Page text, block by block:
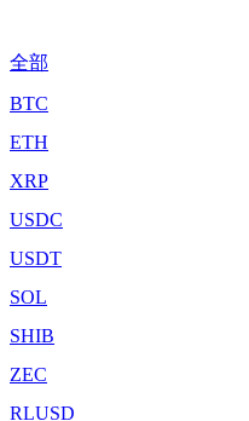
全部
BTC
ETH
XRP
USDC
USDT
SOL
SHIB
ZEC
RLUSD